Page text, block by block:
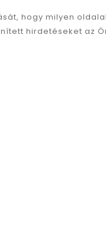
hogy milyen
hirdetéseket az